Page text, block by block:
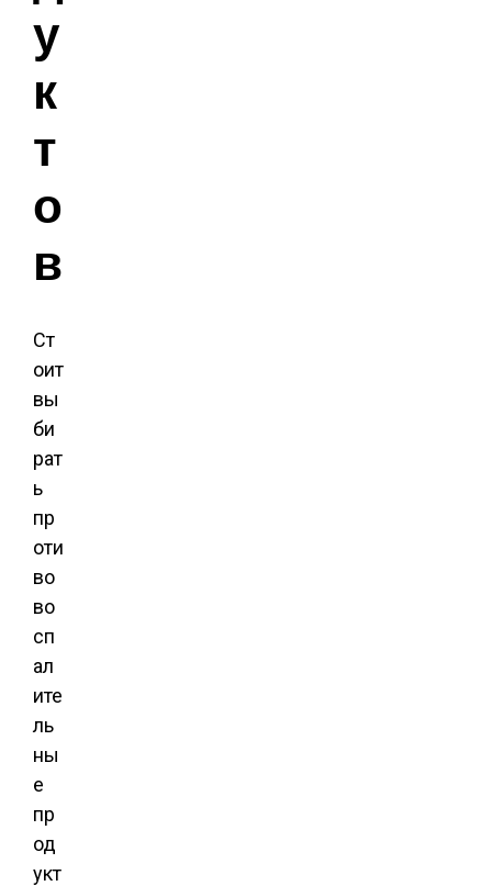
у
к
т
о
в
Ст
оит
вы
би
рат
ь
пр
оти
во
во
сп
ал
ите
ль
ны
е
пр
од
укт